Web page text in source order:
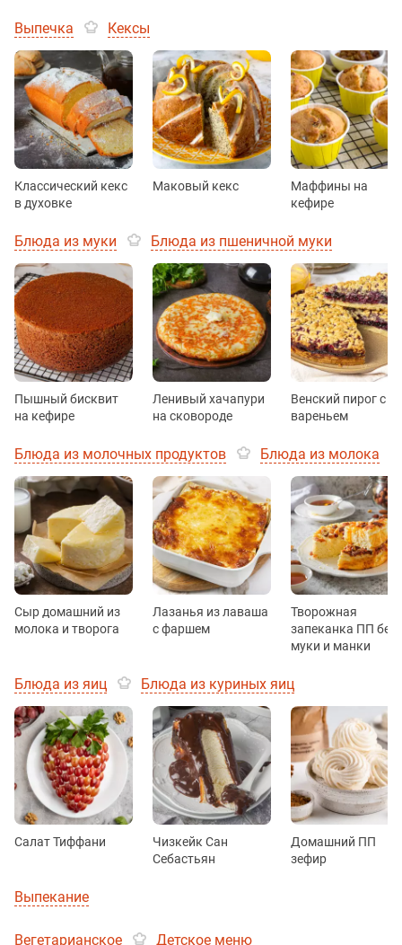
Выпечка Кексы
Классический кекс
в духовке
Маковый кекс
Маффины на
кефире
Блюда из муки Блюда из пшеничной муки
Пышный бисквит
на кефире
Ленивый хачапури
на сковороде
Венский пирог с
вареньем
Блюда из молочных продуктов Блюда из молока
Сыр домашний из
молока и творога
Лазанья из лаваша
с фаршем
Творожная
запеканка ПП без
муки и манки
Блюда из яиц Блюда из куриных яиц
Салат Тиффани
Чизкейк Сан
Себастьян
Домашний ПП
зефир
Выпекание
Вегетарианское Детское меню